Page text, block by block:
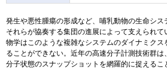
発生や悪性腫瘍の形成など、哺乳動物の生命シス
それらが協奏する集団の進展によって支えられ
物学はこのような複雑なシステムのダイナミクス
ることができない。近年の高速分子計測技術群
分子状態のスナップショットを網羅的に捉える